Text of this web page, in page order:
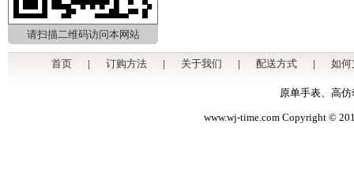
请扫描二维码访问本网站
首页 | 订购方法 | 关于我们 | 配送方式 | 如何
原单手表、 高仿
www.wj-time.com Copyright ©